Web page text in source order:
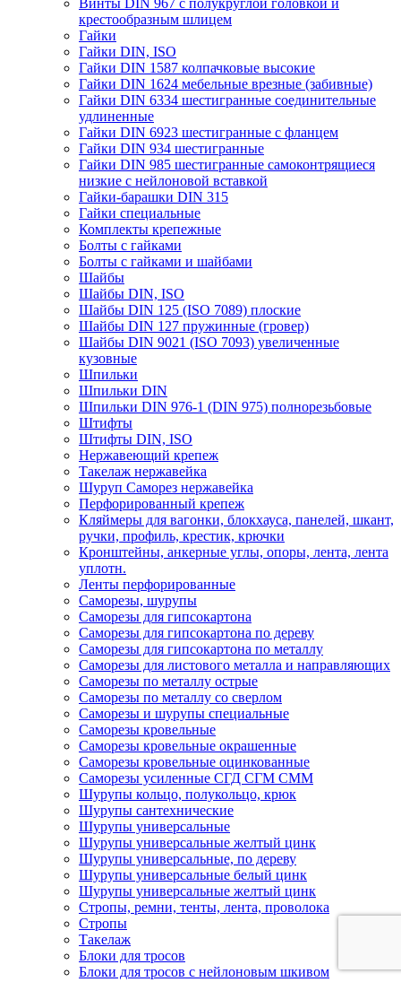
Винты DIN 967 с полукруглой головкой и
крестообразным шлицем
Гайки
Гайки DIN, ISO
Гайки DIN 1587 колпачковые высокие
Гайки DIN 1624 мебельные врезные (забивные)
Гайки DIN 6334 шестигранные соединительные
удлиненные
Гайки DIN 6923 шестигранные с фланцем
Гайки DIN 934 шестигранные
Гайки DIN 985 шестигранные самоконтрящиеся
низкие с нейлоновой вставкой
Гайки-барашки DIN 315
Гайки специальные
Комплекты крепежные
Болты с гайками
Болты с гайками и шайбами
Шайбы
Шайбы DIN, ISO
Шайбы DIN 125 (ISO 7089) плоские
Шайбы DIN 127 пружинные (гровер)
Шайбы DIN 9021 (ISO 7093) увеличенные
кузовные
Шпильки
Шпильки DIN
Шпильки DIN 976-1 (DIN 975) полнорезьбовые
Штифты
Штифты DIN, ISO
Нержавеющий крепеж
Такелаж нержавейка
Шуруп Саморез нержавейка
Перфорированный крепеж
Кляймеры для вагонки, блокхауса, панелей, шкант,
ручки, профиль, крестик, крючки
Кронштейны, анкерные углы, опоры, лента, лента
уплотн.
Ленты перфорированные
Саморезы, шурупы
Саморезы для гипсокартона
Саморезы для гипсокартона по дереву
Саморезы для гипсокартона по металлу
Саморезы для листового металла и направляющих
Саморезы по металлу острые
Саморезы по металлу со сверлом
Саморезы и шурупы специальные
Саморезы кровельные
Саморезы кровельные окрашенные
Саморезы кровельные оцинкованные
Саморезы усиленные СГД СГМ СММ
Шурупы кольцо, полукольцо, крюк
Шурупы сантехнические
Шурупы универсальные
Шурупы универсальные желтый цинк
Шурупы универсальные, по дереву
Шурупы универсальные белый цинк
Шурупы универсальные желтый цинк
Стропы, ремни, тенты, лента, проволока
Стропы
Такелаж
Блоки для тросов
Блоки для тросов с нейлоновым шкивом